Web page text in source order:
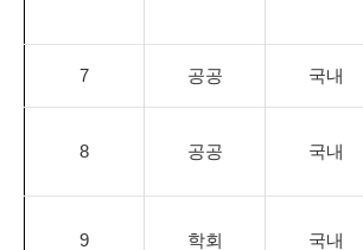
7 공공 국내
8 공공 국내
9 학회 국내